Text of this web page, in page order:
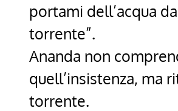
portami dell’acqua
torrente”.
Ananda non
quell’insistenza, ma
torrente.